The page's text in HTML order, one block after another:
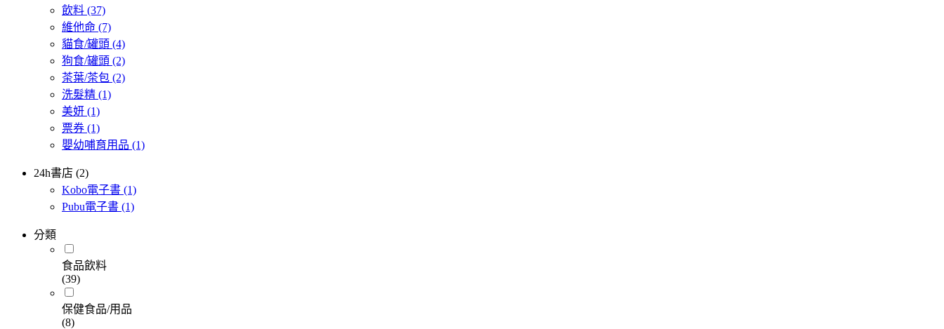
飲料 (37)
維他命 (7)
貓食/罐頭 (4)
狗食/罐頭 (2)
茶葉/茶包 (2)
洗髮精 (1)
美妍 (1)
票券 (1)
嬰幼哺育用品 (1)
24h書店 (2)
Kobo電子書 (1)
Pubu電子書 (1)
分類
食品飲料
(39)
保健食品/用品
(8)